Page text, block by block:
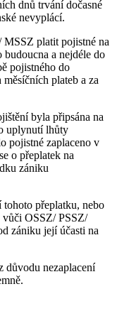
dnů trvání dočasné
nevyplácí.
platit pojistné na
a nejdéle do
pojistného do
plateb a za
byla připsána na
uplynutí lhůty
pojistné zaplaceno v
o přeplatek na
zániku
přeplatku, nebo
vůči OSSZ/ PSSZ/
zániku její účasti na
důvodu nezaplacení